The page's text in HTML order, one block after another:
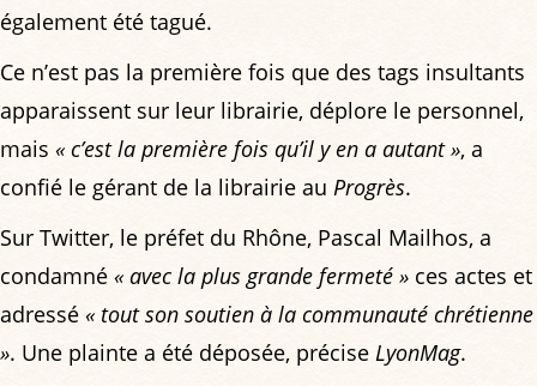
également été tagué.
Ce n’est pas la première fois que des tags insultants
apparaissent sur leur librairie, déplore le personnel,
mais « c’est la première fois qu’il y en a autant », a
confié le gérant de la librairie au Progrès.
Sur Twitter, le préfet du Rhône, Pascal Mailhos, a
condamné « avec la plus grande fermeté » ces actes et
adressé « tout son soutien à la communauté chrétienne
». Une plainte a été déposée, précise LyonMag.